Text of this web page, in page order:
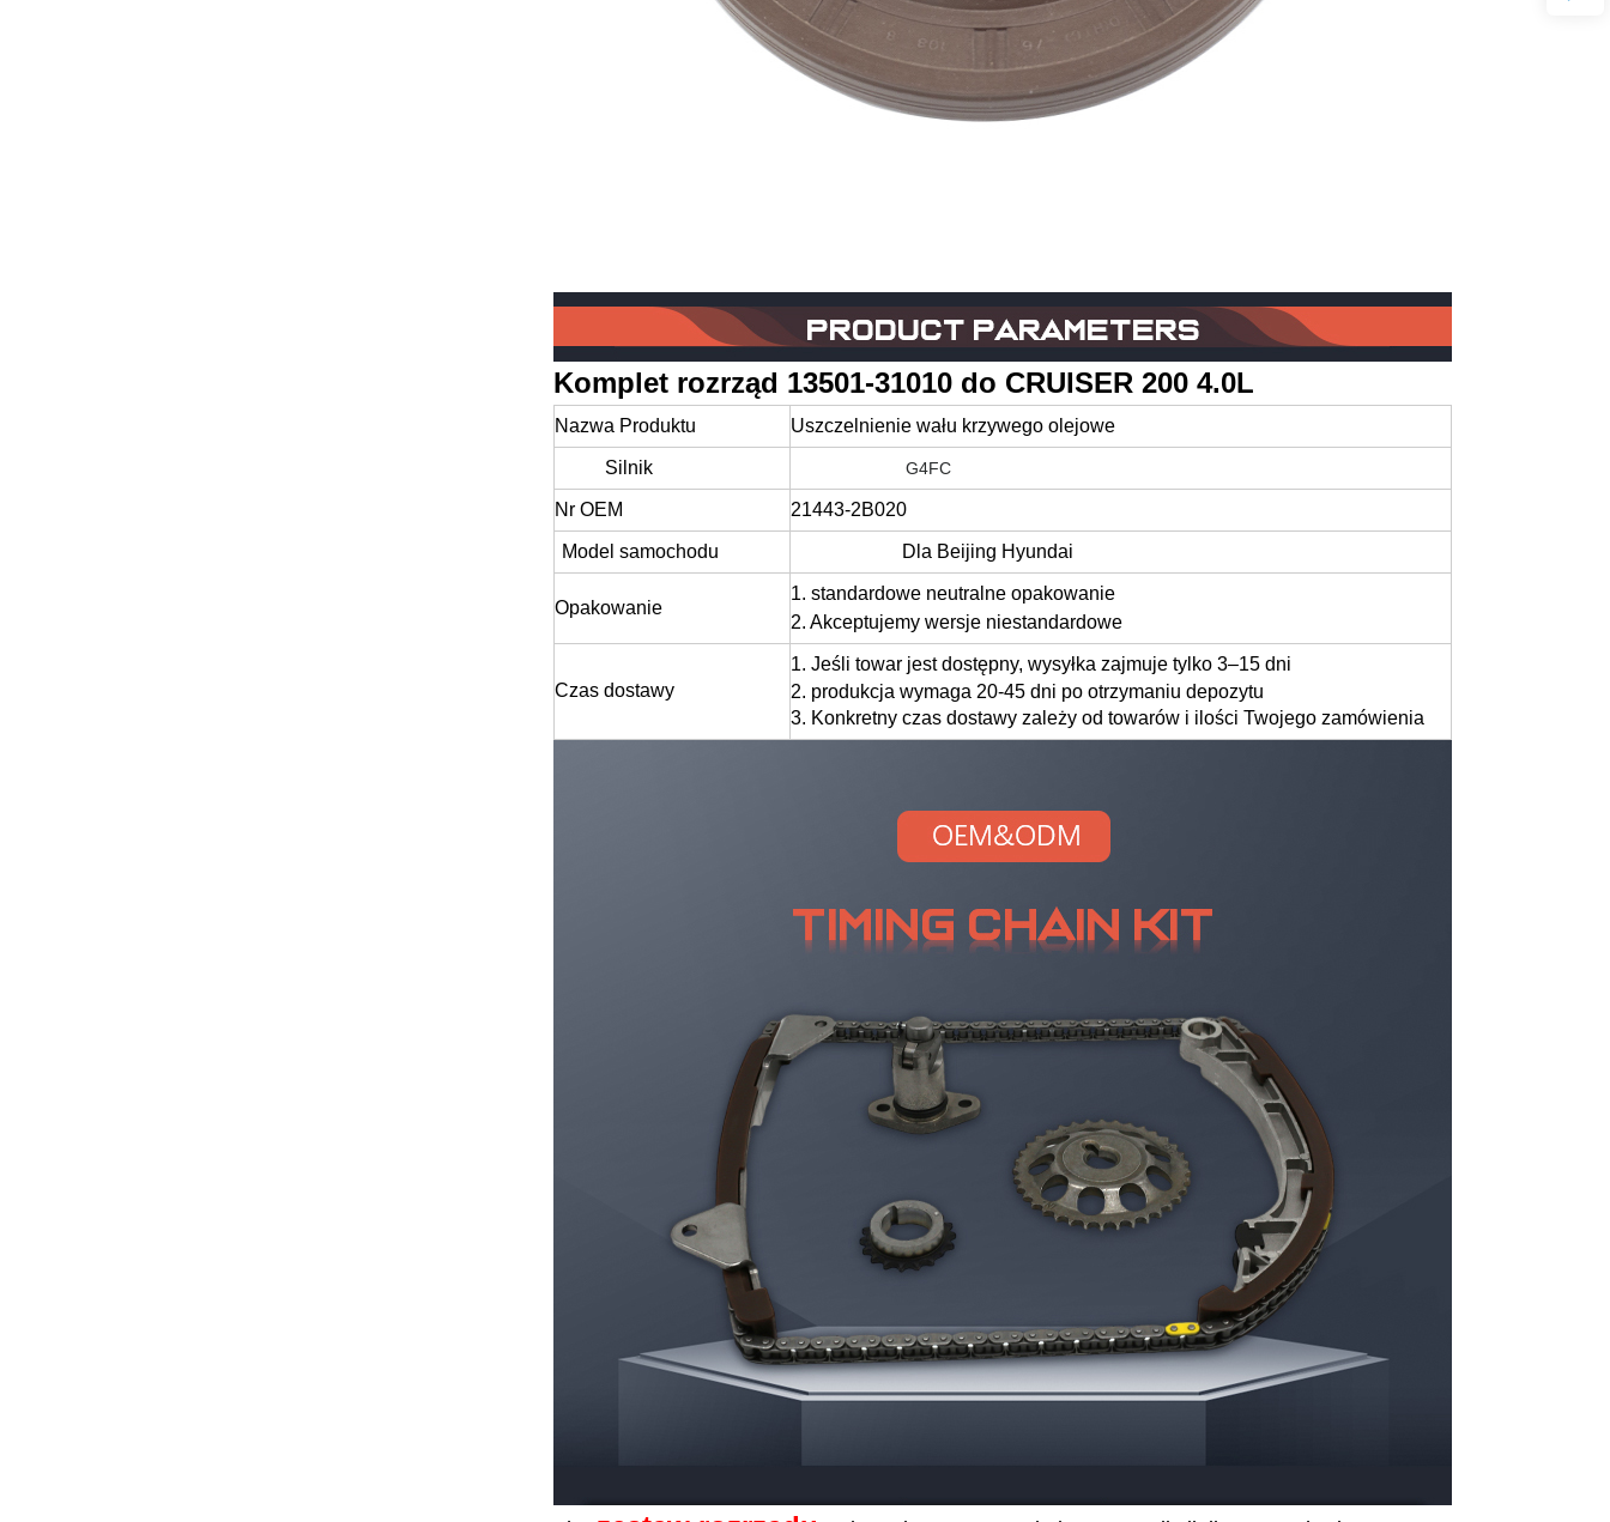
Komplet rozrząd 13501-31010 do CRUISER 200 4.0L
Nazwa Produktu Uszczelnienie wału krzywego olejowe
Silnik G4FC
Nr OEM 21443-2B020
Model samochodu Dla Beijing Hyundai
Opakowanie
1. standardowe neutralne opakowanie
2. Akceptujemy wersje niestandardowe
Czas dostawy
1. Jeśli towar jest dostępny, wysyłka zajmuje tylko 3–15 dni
2. produkcja wymaga 20-45 dni po otrzymaniu depozytu
3. Konkretny czas dostawy zależy od towarów i ilości Twojego zamówienia